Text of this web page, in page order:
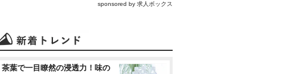
sponsored by 求人ボックス
茶葉で一目瞭然の浸透力！味の